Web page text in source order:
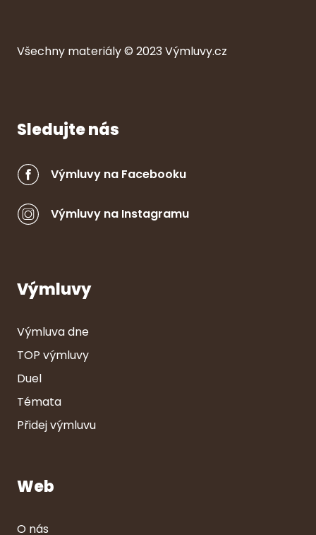
Všechny materiály © 2023Výmluvy.cz
Sledujte nás
Výmluvy na Facebooku
Výmluvy na Instagramu
Výmluvy
Výmluva dne
TOP výmluvy
Duel
Témata
Přidej výmluvu
Web
O nás